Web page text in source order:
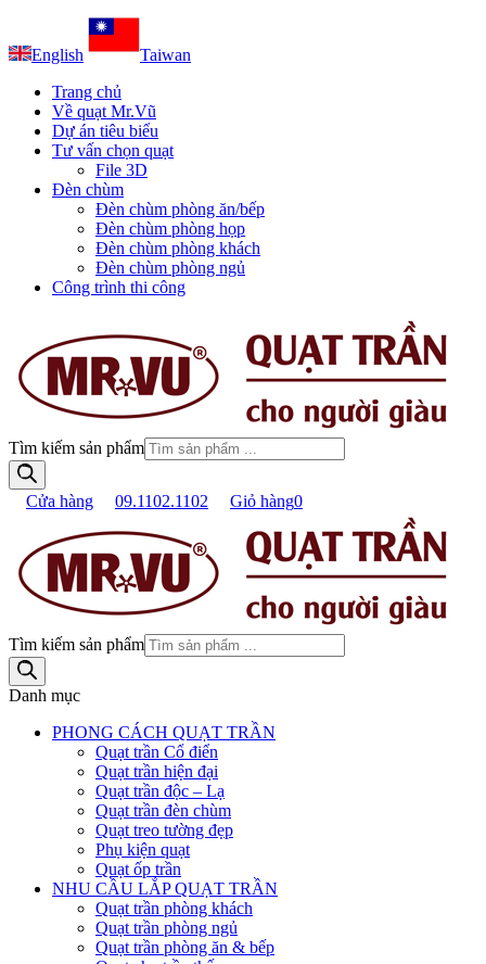
English
Taiwan
Trang chủ
Về quạt Mr.Vũ
Dự án tiêu biểu
Tư vấn chọn quạt
File 3D
Đèn chùm
Đèn chùm phòng ăn/bếp
Đèn chùm phòng họp
Đèn chùm phòng khách
Đèn chùm phòng ngủ
Công trình thi công
Tìm kiếm sản phẩm
Cửa hàng 09.1102.1102 Giỏ hàng0
Tìm kiếm sản phẩm
Danh mục
PHONG CÁCH QUẠT TRẦN
Quạt trần Cổ điển
Quạt trần hiện đại
Quạt trần độc – Lạ
Quạt trần đèn chùm
Quạt treo tường đẹp
Phụ kiện quạt
Quạt ốp trần
NHU CẦU LẮP QUẠT TRẦN
Quạt trần phòng khách
Quạt trần phòng ngủ
Quạt trần phòng ăn & bếp